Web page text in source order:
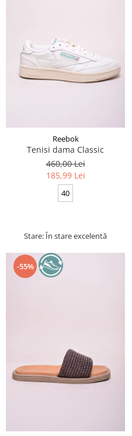
Reebok
Tenisi dama Classic
460,00 Lei
185,99 Lei
40
Stare: În stare excelentă
-55%